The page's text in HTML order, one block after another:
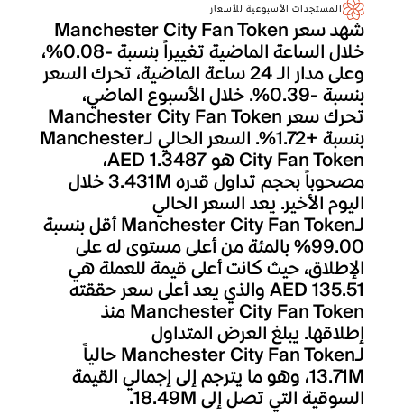
المستجدات الأسبوعية للأسعار
شهد سعر Manchester City Fan Token
خلال الساعة الماضية تغييراً بنسبة -0.08%،
وعلى مدار الـ 24 ساعة الماضية، تحرك السعر
بنسبة -0.39%. خلال الأسبوع الماضي،
تحرك سعر Manchester City Fan Token
بنسبة +1.72%. السعر الحالي لـManchester
City Fan Token هو AED 1.3487،
مصحوباً بحجم تداول قدره 3.431M خلال
اليوم الأخير. يعد السعر الحالي
لـManchester City Fan Token أقل بنسبة
99.00% بالمئة من أعلى مستوى له على
الإطلاق، حيث كانت أعلى قيمة للعملة هي
AED 135.51 والذي يعد أعلى سعر حققته
Manchester City Fan Token منذ
إطلاقها. يبلغ العرض المتداول
لـManchester City Fan Token حالياً
13.71M، وهو ما يترجم إلى إجمالي القيمة
السوقية التي تصل إلى 18.49M.